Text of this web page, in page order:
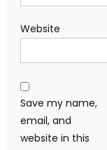
Website
Save my name,
email, and
website in this